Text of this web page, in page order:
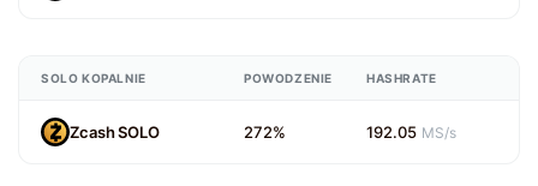
SOLO KOPALNIE POWODZENIE HASHRATE
Zcash SOLO 272% 192.05 MS/s